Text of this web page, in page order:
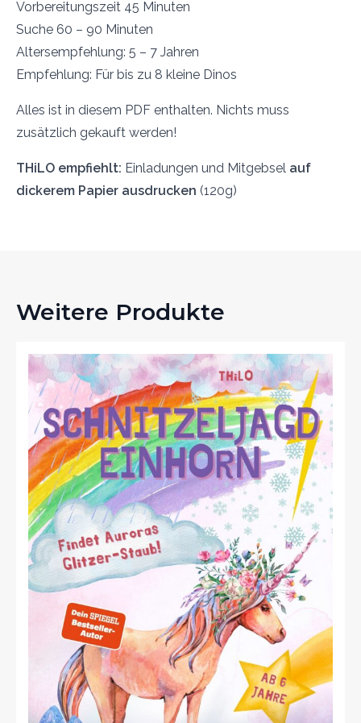
Vorbereitungszeit 45 Minuten
Suche 60 – 90 Minuten
Altersempfehlung: 5 – 7 Jahren
Empfehlung: Für bis zu 8 kleine Dinos
Alles ist in diesem PDF enthalten. Nichts muss
zusätzlich gekauft werden!
THiLO empfiehlt: Einladungen und Mitgebsel auf
dickerem Papier ausdrucken (120g)
Weitere Produkte